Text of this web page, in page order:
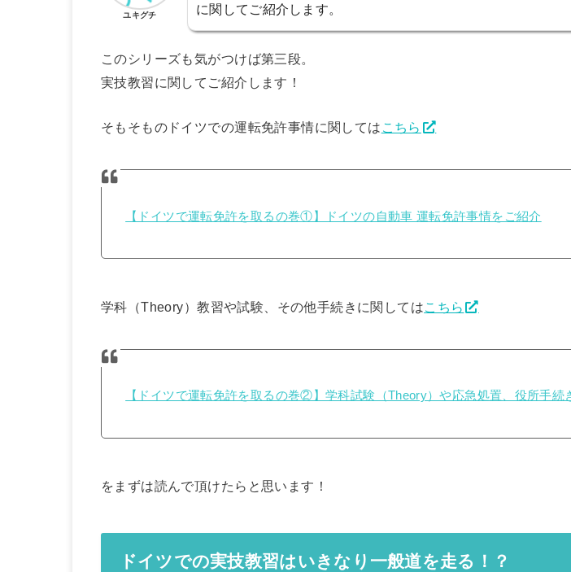
ユキグチ
に関してご紹介します。
このシリーズも気がつけば第三段。
実技教習に関してご紹介します！
そもそものドイツでの運転免許事情に関しては こちら
【ドイツで運転免許を取るの巻①】ドイツの自動車 運転免許事情をご紹介
学科（Theory）教習や試験、その他手続きに関してはこちら
【ドイツで運転免許を取るの巻②】学科試験（Theory）や応急処置、役所手続
をまずは読んで頂けたらと思います！
ドイツでの実技教習はいきなり一般道を走る！？